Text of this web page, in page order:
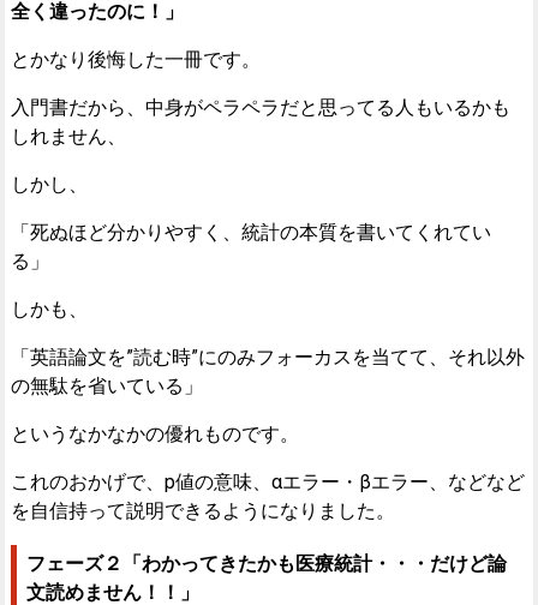
全く違ったのに！」
とかなり後悔した一冊です。
入門書だから、中身がペラペラだと思ってる人もいるかも
しれません、
しかし、
「死ぬほど分かりやすく、統計の本質を書いてくれてい
る」
しかも、
「英語論文を”読む時”にのみフォーカスを当てて、それ以外
の無駄を省いている」
というなかなかの優れものです。
これのおかげで、p値の意味、αエラー・βエラー、などなど
を自信持って説明できるようになりました。
フェーズ２「わかってきたかも医療統計・・・だけど論
文読めません！！」